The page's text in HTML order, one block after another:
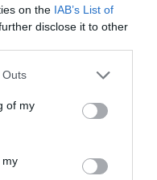
on the IAB’s List of
disclose it to other
Outs
of my
my